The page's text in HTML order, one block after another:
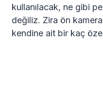
kullanılacak, ne gibi
değiliz. Zira ön
kendine ait bir kaç